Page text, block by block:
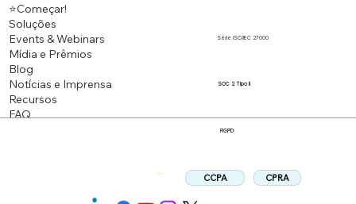
⭐Começar!
Soluções
Events & Webinars
Mídia e Prêmios
Blog
Notícias e Imprensa
Recursos
FAQ
Série ISO/IEC 27000
SOC 2 Tipo II
RGPD
CCPA CPRA